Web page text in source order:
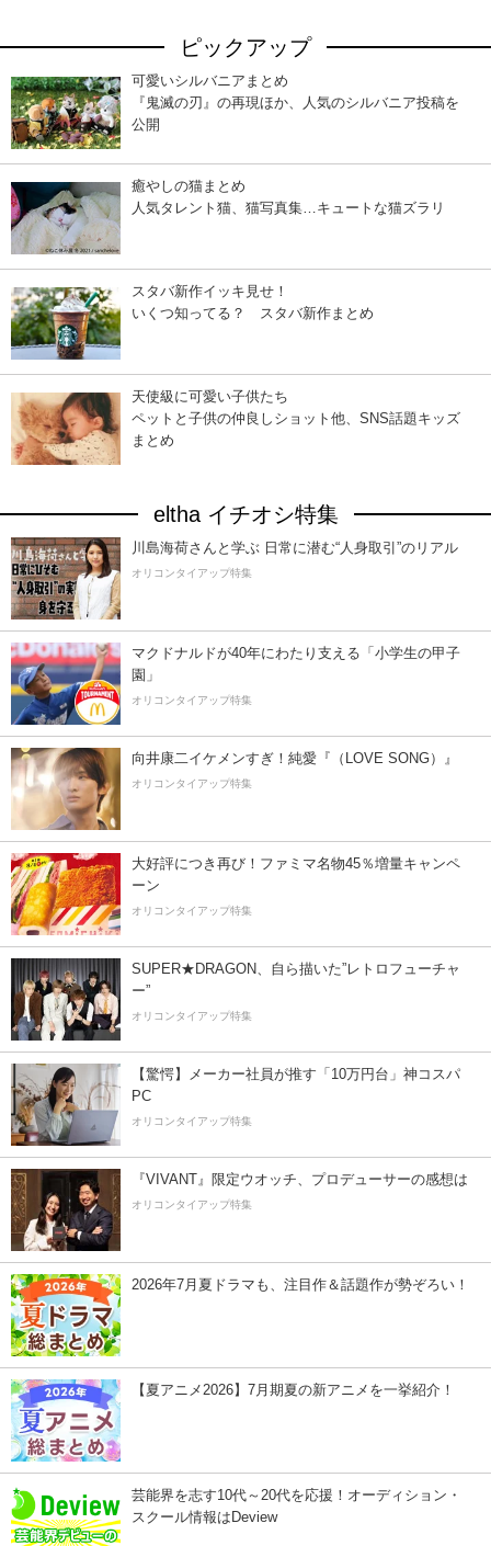
ピックアップ
可愛いシルバニアまとめ
『鬼滅の刃』の再現ほか、人気のシルバニア投稿を
公開
癒やしの猫まとめ
人気タレント猫、猫写真集…キュートな猫ズラリ
スタバ新作イッキ見せ！
いくつ知ってる？ スタバ新作まとめ
天使級に可愛い子供たち
ペットと子供の仲良しショット他、SNS話題キッズ
まとめ
eltha イチオシ特集
川島海荷さんと学ぶ 日常に潜む“人身取引”のリアル
オリコンタイアップ特集
マクドナルドが40年にわたり支える「小学生の甲子
園」
オリコンタイアップ特集
向井康二イケメンすぎ！純愛『（LOVE SONG）』
オリコンタイアップ特集
大好評につき再び！ファミマ名物45％増量キャンペ
ーン
オリコンタイアップ特集
SUPER★DRAGON、自ら描いた”レトロフューチャ
ー”
オリコンタイアップ特集
【驚愕】メーカー社員が推す「10万円台」神コスパ
PC
オリコンタイアップ特集
『VIVANT』限定ウオッチ、プロデューサーの感想は
オリコンタイアップ特集
2026年7月夏ドラマも、注目作＆話題作が勢ぞろい！
【夏アニメ2026】7月期夏の新アニメを一挙紹介！
芸能界を志す10代～20代を応援！オーディション・
スクール情報はDeview